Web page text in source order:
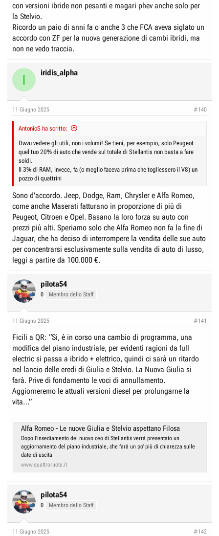
con versioni ibride non pesanti e magari phev anche solo per
la Stelvio.
Ricordo un paio di anni fa o anche 3 che FCA aveva siglato un
accordo con ZF per la nuova generazione di cambi ibridi, ma
non ne vedo traccia.
I iridis_alpha
11 Giugno 2025 #140
AntonioS ha scritto:
Dwvu vedere gli utili, non i volumi! Se tieni, per esempio, solo Peugeot
quel tuo 20% di auto che vende sul totale di Stellantis non basta a fare
soldi.
Il 3% di RAM, invece, fa (o meglio faceva prima che togliessero il V8) un
pozzo di quattrini
Sono d'accordo. Jeep, Dodge, Ram, Chrysler e Alfa Romeo,
come anche Maserati fatturano in proporzione di più di
Peugeot, Citroen e Opel. Basano la loro forza su auto con
prezzi più alti. Speriamo solo che Alfa Romeo non fa la fine di
Jaguar, che ha deciso di interrompere la vendita delle sue auto
per concentrarsi esclusivamente sulla vendita di auto di lusso,
leggi a partire da 100.000 €.
pilota54
0 Membro dello Staff
11 Giugno 2025 #141
Ficili a QR: “Si, è in corso una cambio di programma, una
modifica del piano industriale, per evidenti ragioni da full
electric si passa a ibrido + elettrico, quindi ci sarà un ritardo
nel lancio delle eredi di Giulia e Stelvio. La Nuova Giulia si
farà. Prive di fondamento le voci di annullamento.
Aggiorneremo le attuali versioni diesel per prolungarne la
vita…”
Alfa Romeo - Le nuove Giulia e Stelvio aspettano Filosa
Dopo l'insediamento del nuovo ceo di Stellantis verrà presentato un
aggiornamento del piano industriale, che farà un po' più di chiarezza sulle
date di uscita
www.quattroruote.it
pilota54
0 Membro dello Staff
11 Giugno 2025 #142